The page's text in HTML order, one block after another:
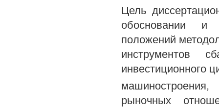
Цель
обосновании и
положений
инструментов
инвестиционного
рыночных